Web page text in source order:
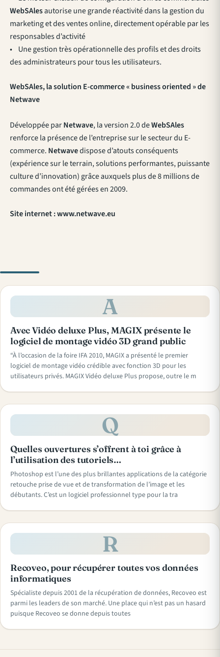
WebSAlesautorise une grande réactivité dans la gestion du
marketing et des ventes online, directement opérable par les
responsables d’activité
• Une gestion très opérationnelle des profils et des droits
des administrateurs pour tous les utilisateurs.
WebSAles, la solution E-commerce « business oriented » de
Netwave
Développée parNetwave, la version 2.0 deWebSAles
renforce la présence de l’entreprise sur le secteur du E-
commerce. Netwavedispose d’atouts conséquents
(expérience sur le terrain, solutions performantes, puissante
culture d’innovation) grâce auxquels plus de 8 millions de
commandes ont été gérées en 2009.
Site internet : www.netwave.eu
A
Avec Vidéo deluxe Plus, MAGIX présente le
logiciel de montage vidéo 3D grand public
“À l’occasion de la foire IFA 2010, MAGIX a présenté le premier
logiciel de montage vidéo crédible avec fonction 3D pour les
utilisateurs privés. MAGIX Vidéo deluxe Plus propose, outre le m
Q
Quelles ouvertures s’offrent à toi grâce à
l’utilisation des tutoriels…
Photoshop est l’une des plus brillantes applications de la catégorie
retouche prise de vue et de transformation de l’image et les
débutants. C’est un logiciel professionnel type pour la tra
R
Recoveo, pour récupérer toutes vos données
informatiques
Spécialiste depuis 2001 de la récupération de données, Recoveo est
parmi les leaders de son marché. Une place qui n’est pas un hasard
puisque Recoveo se donne depuis toutes